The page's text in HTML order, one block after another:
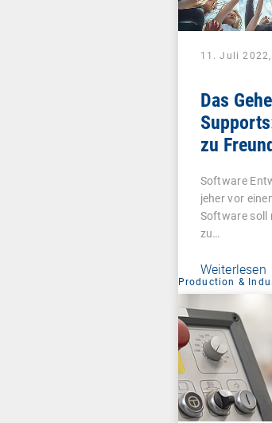
11. Juli 2022,
Das
zu
Software
jeher vor
Software soll
zu…
Weiterlesen
Production &